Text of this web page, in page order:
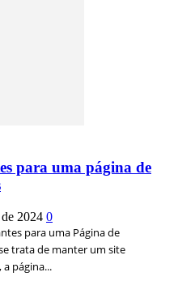
para uma página de
2024 0
para uma Página de
trata de manter um site
página...